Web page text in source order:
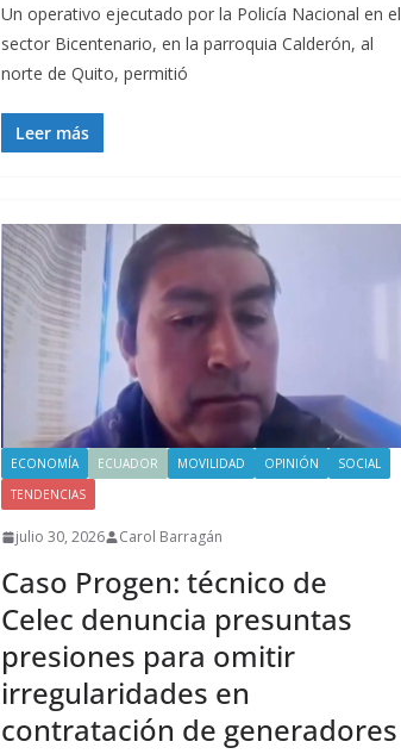
Un operativo ejecutado por la Policía Nacional en el
sector Bicentenario, en la parroquia Calderón, al
norte de Quito, permitió
Leer más
ECONOMÍA ECUADOR MOVILIDAD OPINIÓN
SOCIAL
TENDENCIAS
julio 30, 2026 Carol Barragán
Caso Progen: técnico de
Celec denuncia presuntas
presiones para omitir
irregularidades en
contratación de generadores